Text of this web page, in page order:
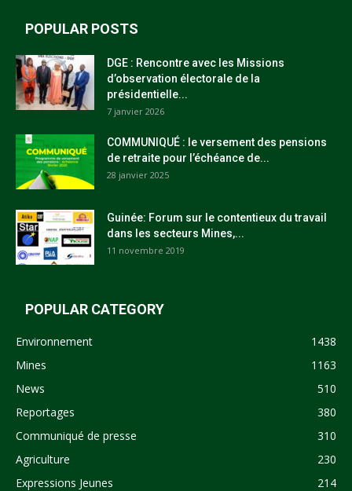
POPULAR POSTS
DGE : Rencontre avec les Missions
d’observation électorale de la
présidentielle...
7 janvier 2026
COMMUNIQUÉ : le versement des pensions
de retraite pour l’échéance de...
28 janvier 2025
Guinée: Forum sur le contentieux du travail
dans les secteurs Mines,...
11 novembre 2019
POPULAR CATEGORY
Environnement
1438
Mines
1163
News
510
Reportages
380
Communiqué de presse
310
Agriculture
230
Expressions Jeunes
214